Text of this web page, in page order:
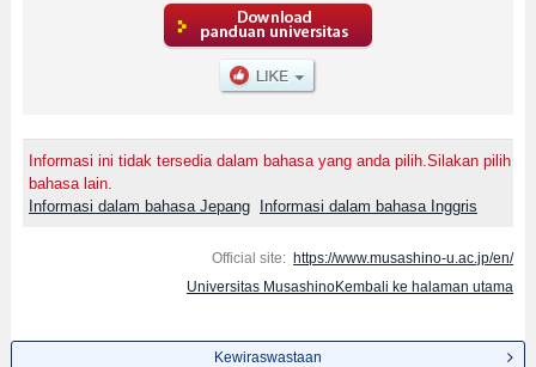
1300 universitas, pascasarjana, universitas yunior, akademi kejuruan yang
siap menerima mahasiswa(i) mancanegara.
Informasi ini tidak tersedia dalam bahasa yang anda pilih.Silakan pilih
bahasa lain.
Informasi dalam bahasa Jepang
Informasi dalam bahasa Inggris
Official site: https://www.musashino-u.ac.jp/en/
Universitas MusashinoKembali ke halaman utama
Kewiraswastaan